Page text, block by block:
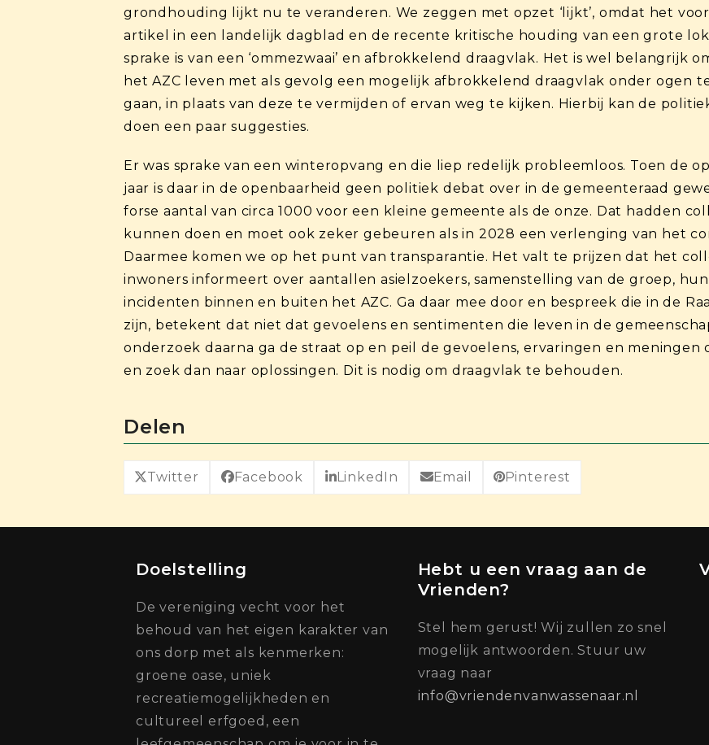
grondhouding lijkt nu te veranderen. We zeggen met opzet ‘lijkt’, omdat het
artikel in een landelijk dagblad en de recente kritische houding van een grote
sprake is van een ‘ommezwaai’ en afbrokkelend draagvlak. Het is wel belangrijk
het AZC leven met als gevolg een mogelijk afbrokkelend draagvlak onder ogen
gaan, in plaats van deze te vermijden of ervan weg te kijken. Hierbij kan de
doen een paar suggesties.
Er was sprake van een winteropvang en die liep redelijk probleemloos. Toen de
jaar is daar in de openbaarheid geen politiek debat over in de gemeenteraad
forse aantal van circa 1000 voor een kleine gemeente als de onze. Dat hadden
kunnen doen en moet ook zeker gebeuren als in 2028 een verlenging van het
Daarmee komen we op het punt van transparantie. Het valt te prijzen dat het
inwoners informeert over aantallen asielzoekers, samenstelling van de groep,
incidenten binnen en buiten het AZC. Ga daar mee door en bespreek die in de
zijn, betekent dat niet dat gevoelens en sentimenten die leven in de
onderzoek daarna ga de straat op en peil de gevoelens, ervaringen en
en zoek dan naar oplossingen. Dit is nodig om draagvlak te behouden.
Delen
Twitter Facebook LinkedIn Email Pinterest
Doelstelling
De vereniging vecht voor het
behoud van het eigen karakter van
ons dorp met als kenmerken:
groene oase, uniek
recreatiemogelijkheden en
cultureel erfgoed, een
Hebt u een vraag aan de
Vrienden?
Stel hem gerust! Wij zullen zo snel
mogelijk antwoorden. Stuur uw
vraag naar
info@vriendenvanwassenaar.nl